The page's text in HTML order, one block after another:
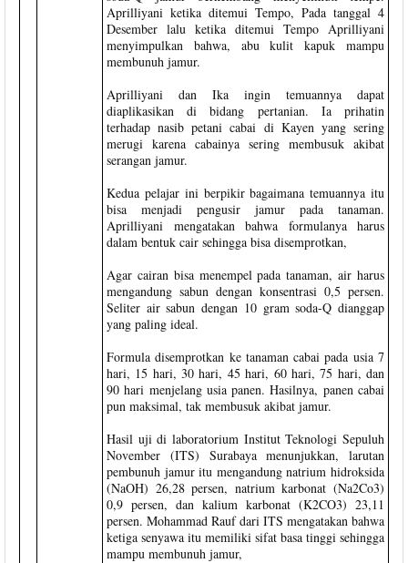
Aprilliyani ketika ditemui Tempo, Pada tanggal 4
Desember lalu ketika ditemui Tempo Aprilliyani
menyimpulkan bahwa, abu kulit kapuk mampu
membunuh jamur.
Aprilliyani dan Ika ingin temuannya dapat
diaplikasikan di bidang pertanian. Ia prihatin
terhadap nasib petani cabai di Kayen yang sering
merugi karena cabainya sering membusuk akibat
serangan jamur.
Kedua pelajar ini berpikir bagaimana temuannya itu
bisa menjadi pengusir jamur pada tanaman.
Aprilliyani mengatakan bahwa formulanya harus
dalam bentuk cair sehingga bisa disemprotkan,
Agar cairan bisa menempel pada tanaman, air harus
mengandung sabun dengan konsentrasi 0,5 persen.
Seliter air sabun dengan 10 gram soda-Q dianggap
yang paling ideal.
Formula disemprotkan ke tanaman cabai pada usia 7
hari, 15 hari, 30 hari, 45 hari, 60 hari, 75 hari, dan
90 hari menjelang usia panen. Hasilnya, panen cabai
pun maksimal, tak membusuk akibat jamur.
Hasil uji di laboratorium Institut Teknologi Sepuluh
November (ITS) Surabaya menunjukkan, larutan
pembunuh jamur itu mengandung natrium hidroksida
(NaOH) 26,28 persen, natrium karbonat (Na2Co3)
0,9 persen, dan kalium karbonat (K2CO3) 23,11
persen. Mohammad Rauf dari ITS mengatakan bahwa
ketiga senyawa itu memiliki sifat basa tinggi sehingga
mampu membunuh jamur,